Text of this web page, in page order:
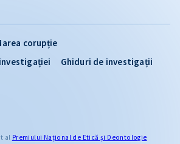
corupție
Ghiduri de investigații
al Premiului Naţional de Etică și Deontologie